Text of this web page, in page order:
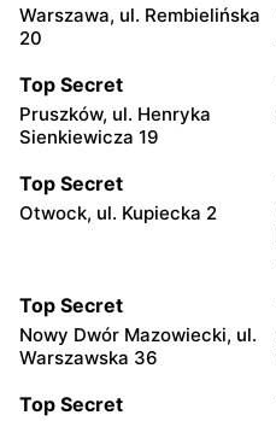
Warszawa, ul. Rembielińska
20
Top Secret
Pruszków, ul. Henryka
Sienkiewicza 19
Top Secret
Otwock, ul. Kupiecka 2
Top Secret
Nowy Dwór Mazowiecki, ul.
Warszawska 36
Top Secret